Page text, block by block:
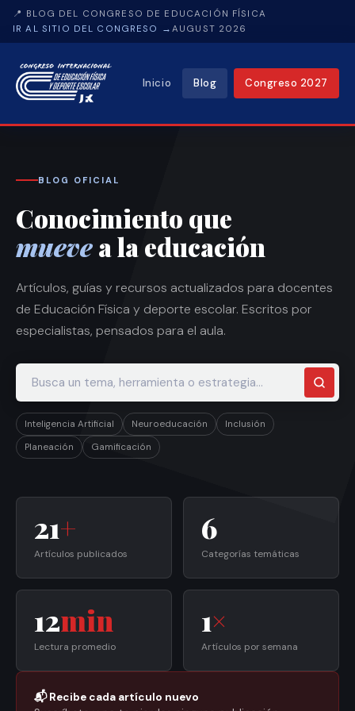
📍 BLOG DEL CONGRESO DE EDUCACIÓN FÍSICA
IR AL SITIO DEL CONGRESO → AUGUST 2026
Inicio Blog Congreso 2027
BLOG OFICIAL
Conocimiento que
muevea la educación
Artículos, guías y recursos actualizados para docentes
de Educación Física y deporte escolar. Escritos por
especialistas, pensados para el aula.
Inteligencia Artificial Neuroeducación
Inclusión
Planeación
Gamificación
21+
Artículos publicados
6
Categorías temáticas
12min
Lectura promedio
1×
Artículos por semana
📬 Recibe cada artículo nuevo